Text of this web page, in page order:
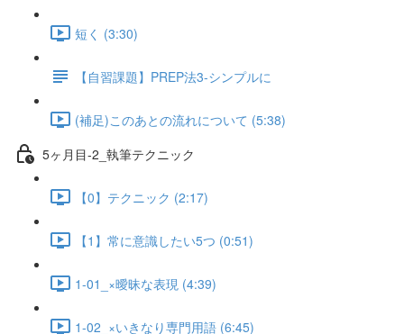
短く (3:30)
【自習課題】PREP法3-シンプルに
(補足)このあとの流れについて (5:38)
5ヶ月目-2_執筆テクニック
【0】テクニック (2:17)
【1】常に意識したい5つ (0:51)
1-01_×曖昧な表現 (4:39)
1-02_×いきなり専門用語 (6:45)